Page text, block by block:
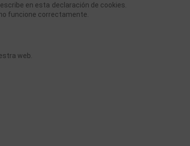
en esta declaración de cookies.
funcione correctamente.
web.